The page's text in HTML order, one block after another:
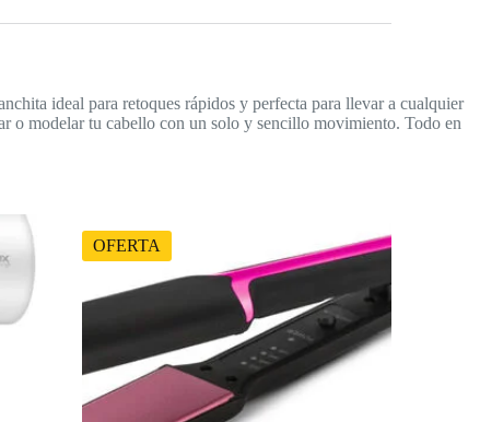
ideal para retoques rápidos y perfecta para llevar a cualquier
o modelar tu cabello con un solo y sencillo movimiento. Todo en
OFERTA